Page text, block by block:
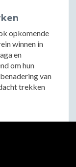
opkomende
winnen in
en
om hun
van
trekken